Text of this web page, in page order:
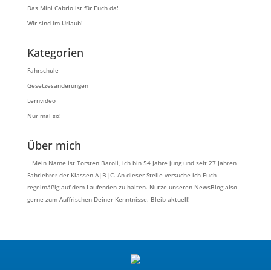
Das Mini Cabrio ist für Euch da!
Wir sind im Urlaub!
Kategorien
Fahrschule
Gesetzesänderungen
Lernvideo
Nur mal so!
Über mich
Mein Name ist Torsten Baroli, ich bin 54 Jahre jung und seit 27 Jahren
Fahrlehrer der Klassen A|B|C. An dieser Stelle versuche ich Euch
regelmäßig auf dem Laufenden zu halten. Nutze unseren NewsBlog also
gerne zum Auffrischen Deiner Kenntnisse. Bleib aktuell!